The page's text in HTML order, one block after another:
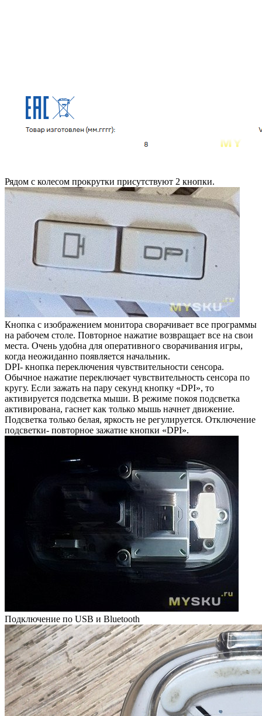
Рядом с колесом прокрутки присутствуют 2 кнопки.
Кнопка с изображением монитора сворачивает все программы
на рабочем столе. Повторное нажатие возвращает все на свои
места. Очень удобна для оперативного сворачивания игры,
когда неожиданно появляется начальник.
DPI- кнопка переключения чувствительности сенсора.
Обычное нажатие переключает чувствительность сенсора по
кругу. Если зажать на пару секунд кнопку «DPI», то
активируется подсветка мыши. В режиме покоя подсветка
активирована, гаснет как только мышь начнет движение.
Подсветка только белая, яркость не регулируется. Отключение
подсветки- повторное зажатие кнопки «DPI».
Подключение по USB и Bluetooth